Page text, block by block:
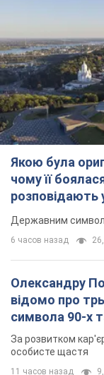
Якою була
чому її
розповідають
Державним
6 часов назад
Олександру
відомо про
символа 90-х
мають
За розвитком
особисте щастя
11 часов назад